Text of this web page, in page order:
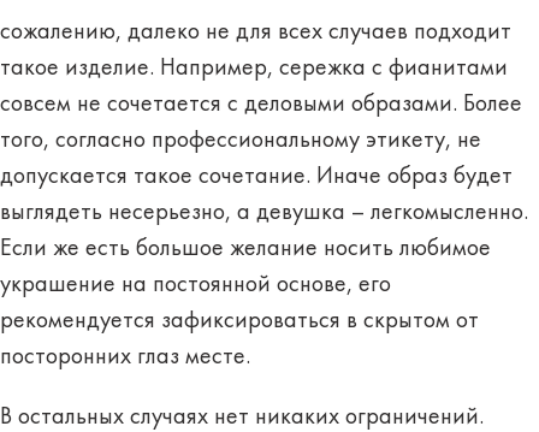
сожалению, далеко не для всех случаев подходит
такое изделие. Например, сережка с фианитами
совсем не сочетается с деловыми образами. Более
того, согласно профессиональному этикету, не
допускается такое сочетание. Иначе образ будет
выглядеть несерьезно, а девушка – легкомысленно.
Если же есть большое желание носить любимое
украшение на постоянной основе, его
рекомендуется зафиксироваться в скрытом от
посторонних глаз месте.
В остальных случаях нет никаких ограничений.